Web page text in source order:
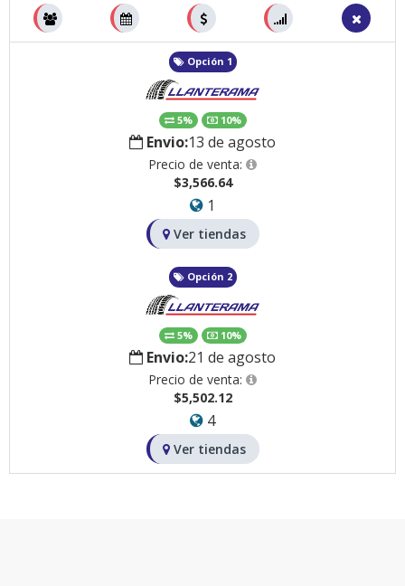
Opción 1
5% 10%
Envio:13 de agosto
Precio de venta:
$3,566.64
1
Ver tiendas
Opción 2
5% 10%
Envio:21 de agosto
Precio de venta:
$5,502.12
4
Ver tiendas